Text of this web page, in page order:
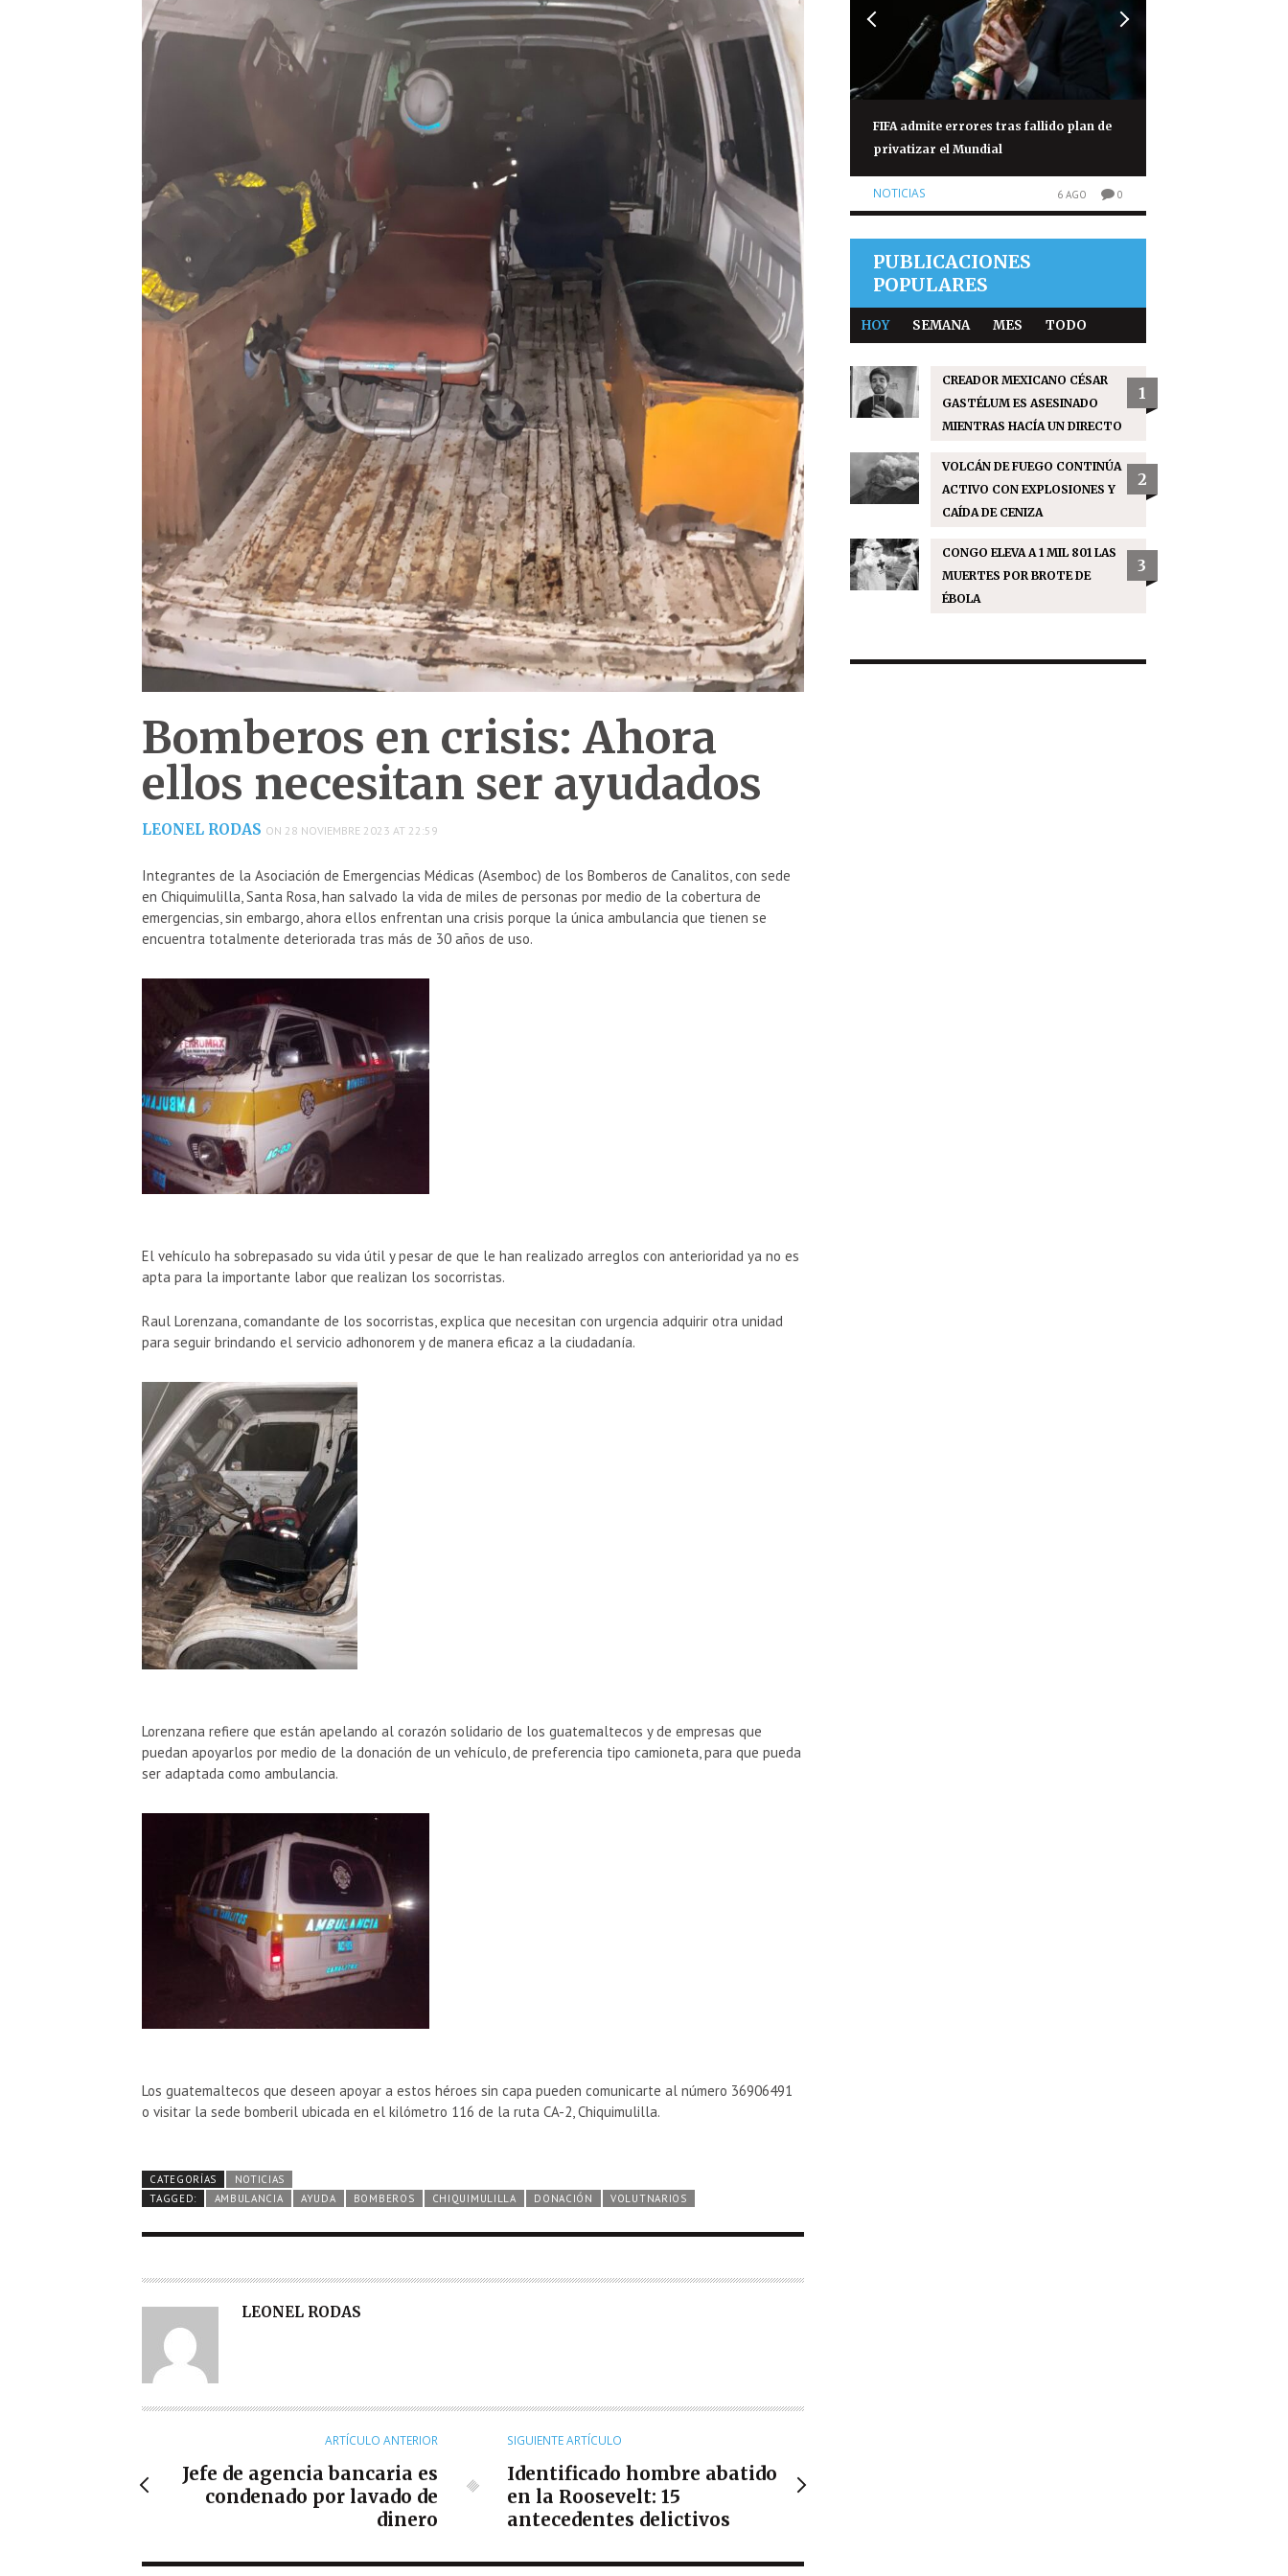
Bomberos en crisis: Ahora
ellos necesitan ser ayudados
LEONEL RODAS ON 28 NOVIEMBRE 2023 AT 22:59
Integrantes de la Asociación de Emergencias Médicas (Asemboc) de los Bomberos de Canalitos, con sede
en Chiquimulilla, Santa Rosa, han salvado la vida de miles de personas por medio de la cobertura de
emergencias, sin embargo, ahora ellos enfrentan una crisis porque la única ambulancia que tienen se
encuentra totalmente deteriorada tras más de 30 años de uso.
El vehículo ha sobrepasado su vida útil y pesar de que le han realizado arreglos con anterioridad ya no es
apta para la importante labor que realizan los socorristas.
Raul Lorenzana, comandante de los socorristas, explica que necesitan con urgencia adquirir otra unidad
para seguir brindando el servicio adhonorem y de manera eficaz a la ciudadanía.
Lorenzana refiere que están apelando al corazón solidario de los guatemaltecos y de empresas que
puedan apoyarlos por medio de la donación de un vehículo, de preferencia tipo camioneta, para que pueda
ser adaptada como ambulancia.
Los guatemaltecos que deseen apoyar a estos héroes sin capa pueden comunicarte al número 36906491
o visitar la sede bomberil ubicada en el kilómetro 116 de la ruta CA-2, Chiquimulilla.
CATEGORÍAS
NOTICIAS
TAGGED:
AMBULANCIA AYUDA BOMBEROS CHIQUIMULILLA DONACIÓN VOLUTNARIOS
A
R
LEONEL RODAS
ARTÍCULO ANTERIOR
Jefe de agencia bancaria es
condenado por lavado de
dinero
SIGUIENTE ARTÍCULO
Identificado hombre abatido
en la Roosevelt: 15
antecedentes delictivos
FIFA admite errores tras fallido plan de
privatizar el Mundial
NOTICIAS 6 AGO 0
Denuncia por agresión revela orden de
captura contra hombre en Baja Verapaz
6 AGO
PUBLICACIONES
POPULARES
HOY SEMANA MES TODO
CREADOR MEXICANO CÉSAR
GASTÉLUM ES ASESINADO
MIENTRAS HACÍA UN DIRECTO
1
VOLCÁN DE FUEGO CONTINÚA
ACTIVO CON EXPLOSIONES Y
CAÍDA DE CENIZA
2
CONGO ELEVA A 1 MIL 801 LAS
MUERTES POR BROTE DE
ÉBOLA
3